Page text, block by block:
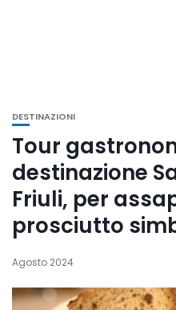
DESTINAZIONI
Tour
destinazione
Friuli, per
prosciutto
Agosto 2024